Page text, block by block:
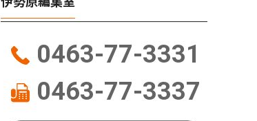
ドイツ夫人の子育てとは
0463-77-3331
0463-77-3337